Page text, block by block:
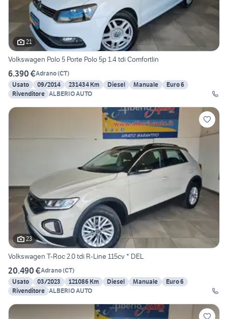
21
Volkswagen Polo 5 Porte Polo 5p 1.4 tdi Comfortlin
6.390 €Adrano(CT)
Usato
09/2014 231434 Km Diesel Manuale
Euro 6
Rivenditore ALBERIO AUTO
23
Volkswagen T-Roc 2.0 tdi R-Line 115cv * DEL
20.490 €Adrano(CT)
Usato
03/2023 121086 Km Diesel Manuale
Euro 6
Rivenditore ALBERIO AUTO